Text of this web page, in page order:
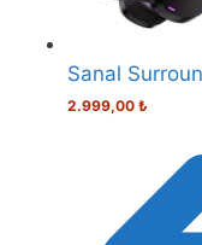
Sanal
2.999,00 ₺